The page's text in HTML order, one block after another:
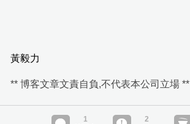
黃毅力
** 博客文章文責自負,不代表本公司立場 **